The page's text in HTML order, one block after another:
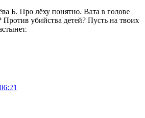
Б. Про лёху понятно. Вата в голове
убийства детей? Пусть на твоих